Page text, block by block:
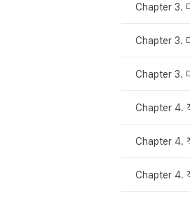
Chapter 3.
Chapter 3.
Chapter 3.
Chapter 4.
Chapter 4.
Chapter 4.